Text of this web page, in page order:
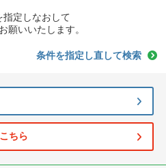
指定しなおして
願いいたします。
条件を指定し直して検索
ちら